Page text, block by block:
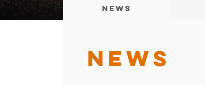
News
NEWS